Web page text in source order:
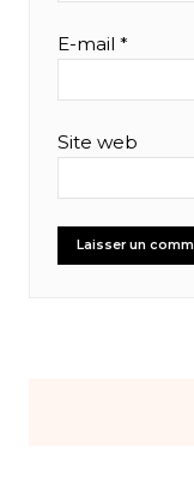
E-mail *
Site web